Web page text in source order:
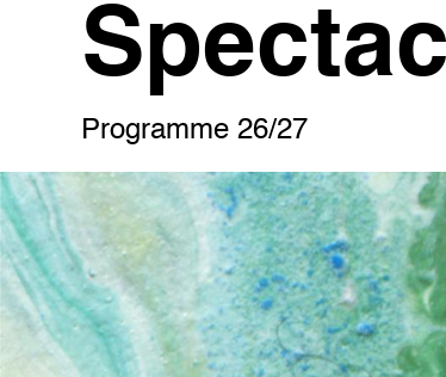
Programme 26/27